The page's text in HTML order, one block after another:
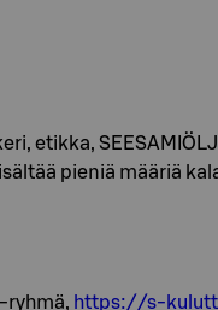
etikka,
pieniä määriä
ryhmä, https://s-